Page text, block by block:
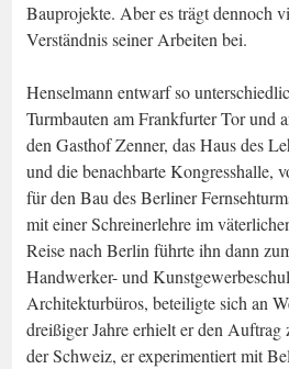
Bauprojekte. Aber es trägt dennoch
Verständnis seiner Arbeiten bei.
Henselmann entwarf so
Turmbauten am Frankfurter Tor und
den Gasthof Zenner, das Haus des
und die benachbarte Kongresshalle,
für den Bau des Berliner
mit einer Schreinerlehre im
Reise nach Berlin führte ihn dann
Handwerker- und
Architekturbüros, beteiligte sich an
dreißiger Jahre erhielt er den
der Schweiz, er experimentiert mit